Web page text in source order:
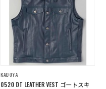
KADOYA
0520 DT LEATHER VEST ゴートスキ